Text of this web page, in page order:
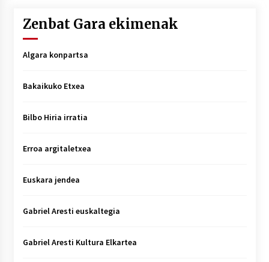
Zenbat Gara ekimenak
Algara konpartsa
Bakaikuko Etxea
Bilbo Hiria irratia
Erroa argitaletxea
Euskara jendea
Gabriel Aresti euskaltegia
Gabriel Aresti Kultura Elkartea